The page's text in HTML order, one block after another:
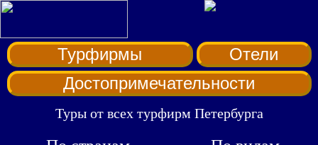
Турфирмы
Отели
Достопримечательности
Туры от всех турфирм Петербурга